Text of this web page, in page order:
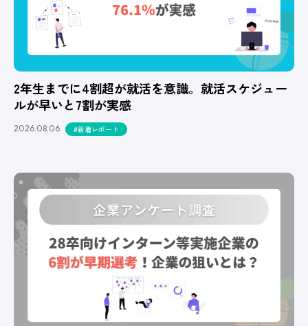
2年生までに4割超が就活を意識。就活スケジュー
ルが早いと7割が実感
2026.08.06 #新着レポート